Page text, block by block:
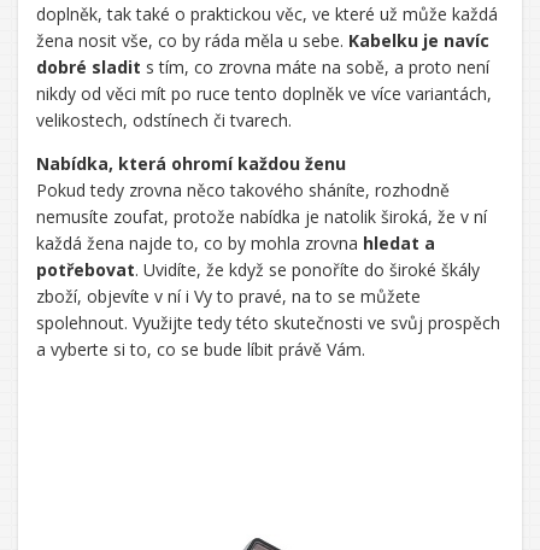
doplněk, tak také o praktickou věc, ve které už může každá
žena nosit vše, co by ráda měla u sebe. Kabelku je navíc
dobré sladit s tím, co zrovna máte na sobě, a proto není
nikdy od věci mít po ruce tento doplněk ve více variantách,
velikostech, odstínech či tvarech.
Nabídka, která ohromí každou ženu
Pokud tedy zrovna něco takového sháníte, rozhodně
nemusíte zoufat, protože nabídka je natolik široká, že v ní
každá žena najde to, co by mohla zrovna hledat a
potřebovat. Uvidíte, že když se ponoříte do široké škály
zboží, objevíte v ní i Vy to pravé, na to se můžete
spolehnout. Využijte tedy této skutečnosti ve svůj prospěch
a vyberte si to, co se bude líbit právě Vám.